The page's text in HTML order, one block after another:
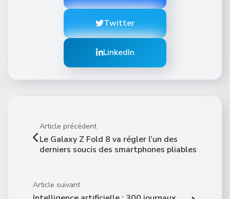
Twitter
LinkedIn
Article précédent
Le Galaxy Z Fold 8 va régler l’un des
derniers soucis des smartphones pliables
Article suivant